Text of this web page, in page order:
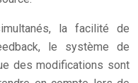
la facilité de
le système de
des modifications sont